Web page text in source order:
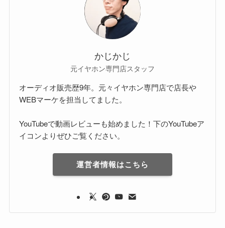
かじかじ
元イヤホン専門店スタッフ
オーディオ販売歴9年。元々イヤホン専門店で店長や
WEBマーケを担当してました。
YouTubeで動画レビューも始めました！下のYouTubeア
イコンよりぜひご覧ください。
運営者情報はこちら